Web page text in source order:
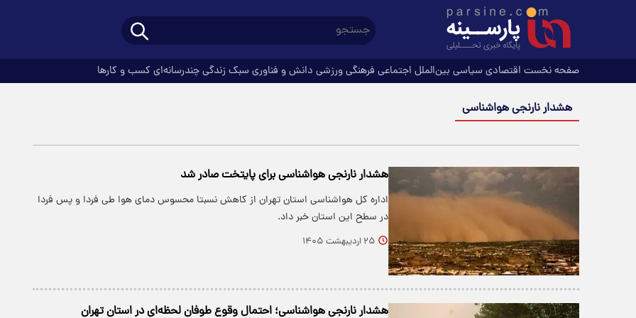
صفحه نخست اقتصادی سیاسی بین‌الملل اجتماعی فرهنگیورزشی دانش و فناوری سبک زندگیچندرسانه‌ای کسب و کارها
هشدار نارنجی هواشناسی
هشدار نارنجی هواشناسی برای پایتخت صادر شد
اداره کل هواشناسی استان تهران از کاهش نسبتا محسوس دمای هوا طی فردا و پس فردا
در سطح این استان خبر داد.
۲۵ اردیبهشت ۱۴۰۵
هشدار نارنجی هواشناسی؛ احتمال وقوع طوفان لحظه‌ای در استان تهران